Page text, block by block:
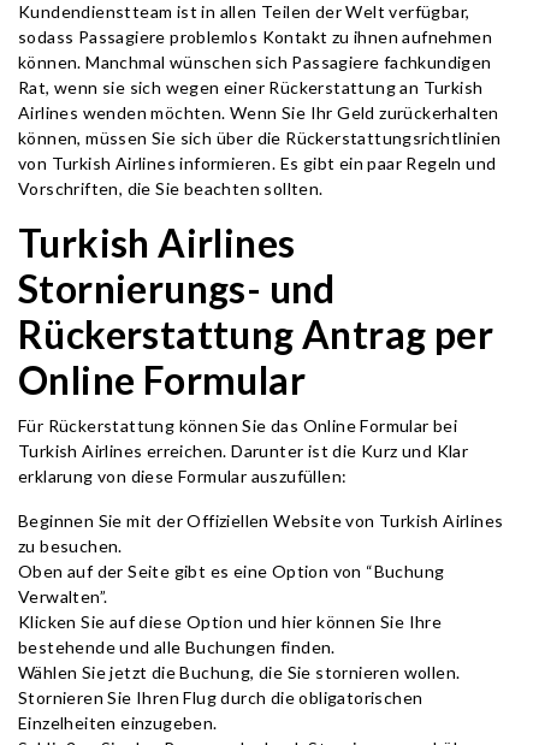
Kundendienstteam ist in allen Teilen der Welt verfügbar,
sodass Passagiere problemlos Kontakt zu ihnen aufnehmen
können. Manchmal wünschen sich Passagiere fachkundigen
Rat, wenn sie sich wegen einer Rückerstattung an Turkish
Airlines wenden möchten. Wenn Sie Ihr Geld zurückerhalten
können, müssen Sie sich über die Rückerstattungsrichtlinien
von Turkish Airlines informieren. Es gibt ein paar Regeln und
Vorschriften, die Sie beachten sollten.
Turkish Airlines
Stornierungs- und
Rückerstattung Antrag per
Online Formular
Für Rückerstattung können Sie das Online Formular bei
Turkish Airlines erreichen. Darunter ist die Kurz und Klar
erklarung von diese Formular auszufüllen:
Beginnen Sie mit der Offiziellen Website von Turkish Airlines
zu besuchen.
Oben auf der Seite gibt es eine Option von “Buchung
Verwalten”.
Klicken Sie auf diese Option und hier können Sie Ihre
bestehende und alle Buchungen finden.
Wählen Sie jetzt die Buchung, die Sie stornieren wollen.
Stornieren Sie Ihren Flug durch die obligatorischen
Einzelheiten einzugeben.